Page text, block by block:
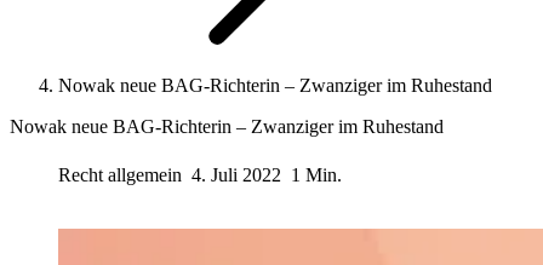
Nowak neue BAG-Richterin – Zwanziger im Ruhestand
Nowak neue BAG-Richterin – Zwanziger im Ruhestand
Recht allgemein 4. Juli 2022 1 Min.